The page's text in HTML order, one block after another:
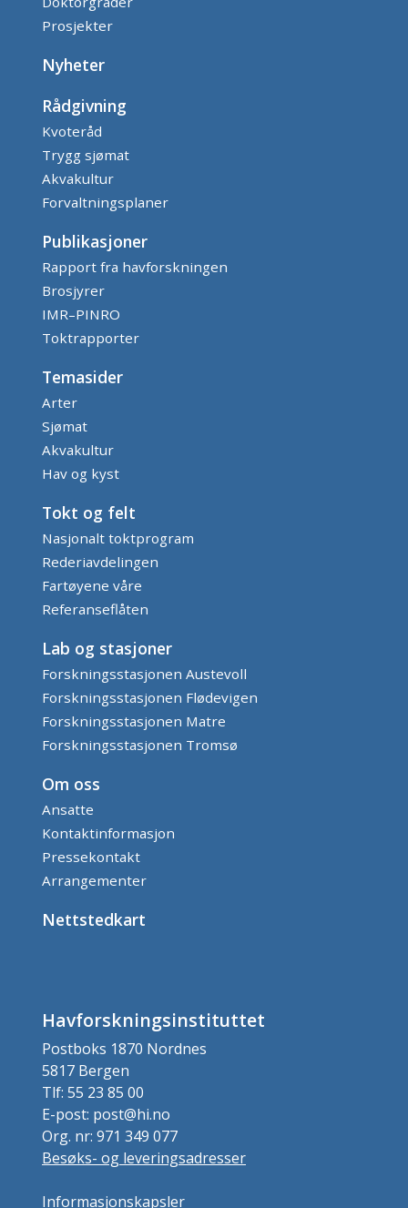
Prosjekter
Nyheter
Rådgivning
Kvoteråd
Trygg sjømat
Akvakultur
Forvaltningsplaner
Publikasjoner
Rapport fra havforskningen
Brosjyrer
IMR–PINRO
Toktrapporter
Temasider
Arter
Sjømat
Akvakultur
Hav og kyst
Tokt og felt
Nasjonalt toktprogram
Rederiavdelingen
Fartøyene våre
Referanseflåten
Lab og stasjoner
Forskningsstasjonen Austevoll
Forskningsstasjonen Flødevigen
Forskningsstasjonen Matre
Forskningsstasjonen Tromsø
Om oss
Ansatte
Kontaktinformasjon
Pressekontakt
Arrangementer
Nettstedkart
Havforskningsinstituttet
Postboks 1870 Nordnes
5817 Bergen
Tlf: 55 23 85 00
E-post: post@hi.no
Org. nr: 971 349 077
Besøks- og leveringsadresser
Informasjonskapsler